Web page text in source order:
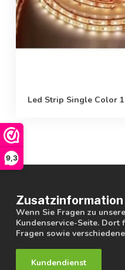
9,3
Led Strip Single Color
Zusatzinformation
Wenn Sie Fragen zu
Kundenservice-Seite.
Fragen sowie
Kundendienst